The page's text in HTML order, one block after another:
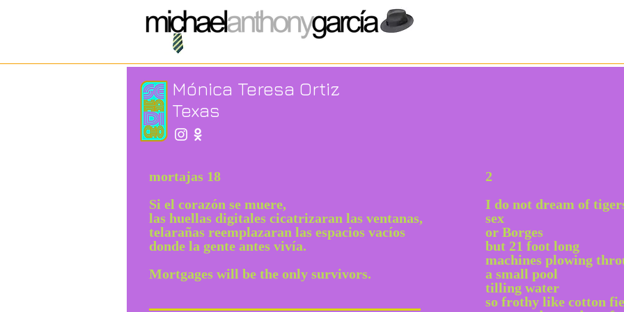
Mónica Teresa Ortiz
Texas
mortajas 18
Si el corazón se muere,
las huellas digitales cicatrizaran las ventanas,
telarañas reemplazaran las espacios vacíos
donde la gente antes vivía.
Mortgages will be the only survivors.
2
I do not dream of
sex
or Borges
but 21 foot long
machines plowing
a small pool
tilling water
so frothy like cotton